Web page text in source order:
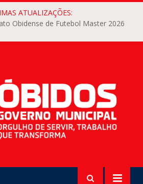
ATUALIZAÇÕES:
Obidense de Futebol Master 2026